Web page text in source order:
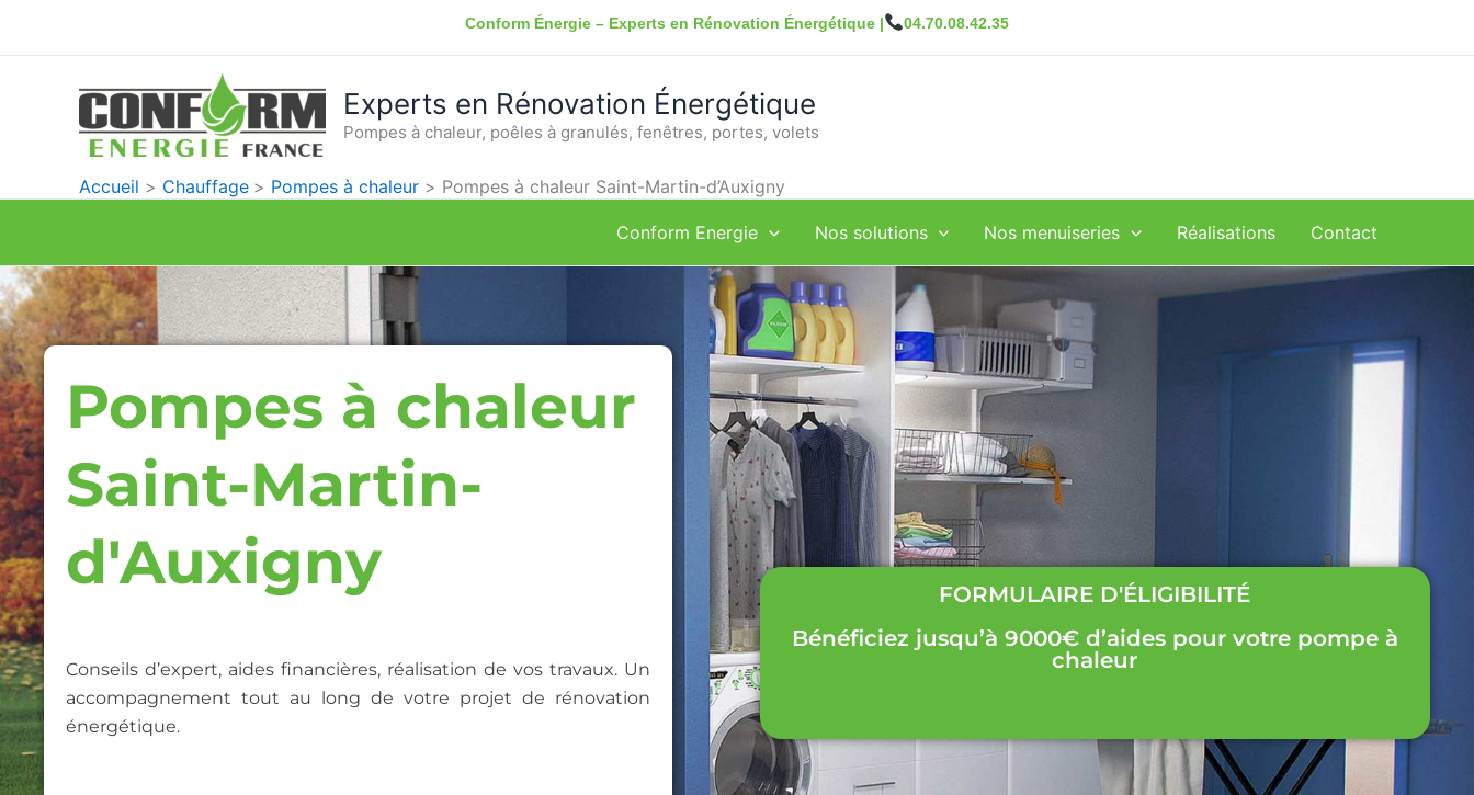
Conform Énergie – Experts en Rénovation Énergétique | 04.70.08.42.35
Experts en Rénovation Énergétique
Pompes à chaleur, poêles à granulés, fenêtres, portes, volets
Accueil Chauffage Pompes à chaleur Pompes à chaleur Saint-Martin-d’Auxigny
Conform Energie Nos solutions Nos menuiseries Réalisations Contact
Pompes à chaleur
Saint-Martin-
d'Auxigny
Conseils d’expert, aides financières, réalisation de vos travaux. Un
accompagnement tout au long de votre projet de rénovation
énergétique.
FORMULAIRE D'ÉLIGIBILITÉ
Bénéficiez jusqu’à 9000€ d’aides pour votre pompe à
chaleur